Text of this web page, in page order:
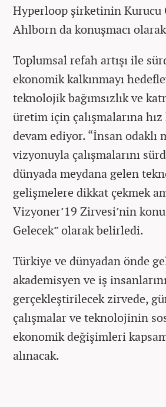
Hyperloop şirketinin Kurucu
Ahlborn da konuşmacı
Toplumsal refah artışı ile
ekonomik kalkınmayı
teknolojik bağımsızlık ve
üretim için çalışmalarına
devam ediyor. “İnsan odaklı
vizyonuyla çalışmalarını
dünyada meydana gelen
gelişmelere dikkat çekmek
Vizyoner’19 Zirvesi’nin
Gelecek” olarak belirledi.
Türkiye ve dünyadan önde
akademisyen ve iş
gerçekleştirilecek zirvede,
çalışmalar ve teknolojinin
ekonomik değişimleri
alınacak.